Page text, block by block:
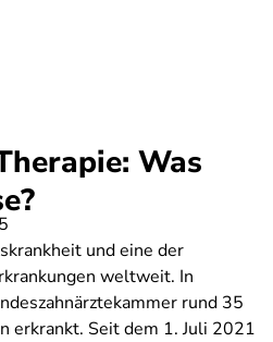
Was
und eine der
weltweit. In
rund 35
erkrankt. Seit dem 1. Juli 2021